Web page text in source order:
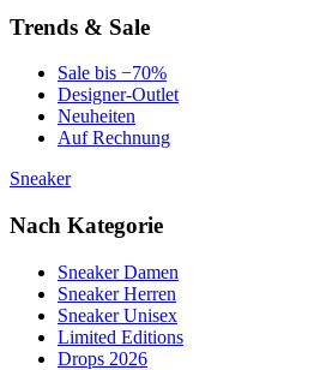
Trends & Sale
Sale bis −70%
Designer-Outlet
Neuheiten
Auf Rechnung
Sneaker
Nach Kategorie
Sneaker Damen
Sneaker Herren
Sneaker Unisex
Limited Editions
Drops 2026